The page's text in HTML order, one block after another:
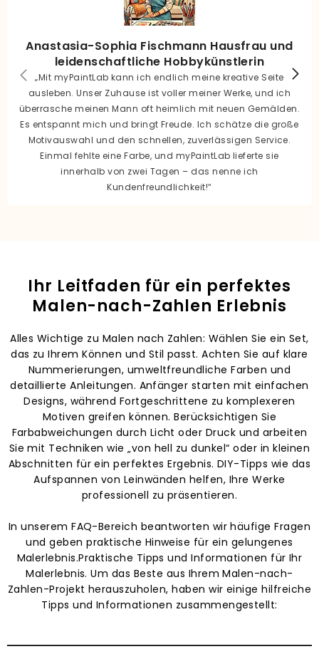
Anastasia-Sophia Fischmann Hausfrau und
leidenschaftliche Hobbykünstlerin
„Mit myPaintLab kann ich endlich meine kreative Seite
ausleben. Unser Zuhause ist voller meiner Werke, und ich
überrasche meinen Mann oft heimlich mit neuen Gemälden.
Es entspannt mich und bringt Freude. Ich schätze die große
Motivauswahl und den schnellen, zuverlässigen Service.
Einmal fehlte eine Farbe, und myPaintLab lieferte sie
innerhalb von zwei Tagen – das nenne ich
Kundenfreundlichkeit!“
Ihr Leitfaden für ein perfektes
Malen-nach-Zahlen Erlebnis
Alles Wichtige zu Malen nach Zahlen: Wählen Sie ein Set,
das zu Ihrem Können und Stil passt. Achten Sie auf klare
Nummerierungen, umweltfreundliche Farben und
detaillierte Anleitungen. Anfänger starten mit einfachen
Designs, während Fortgeschrittene zu komplexeren
Motiven greifen können. Berücksichtigen Sie
Farbabweichungen durch Licht oder Druck und arbeiten
Sie mit Techniken wie „von hell zu dunkel“ oder in kleinen
Abschnitten für ein perfektes Ergebnis. DIY-Tipps wie das
Aufspannen von Leinwänden helfen, Ihre Werke
professionell zu präsentieren.
In unserem FAQ-Bereich beantworten wir häufige Fragen
und geben praktische Hinweise für ein gelungenes
Malerlebnis.Praktische Tipps und Informationen für Ihr
Malerlebnis. Um das Beste aus Ihrem Malen-nach-
Zahlen-Projekt herauszuholen, haben wir einige hilfreiche
Tipps und Informationen zusammengestellt: